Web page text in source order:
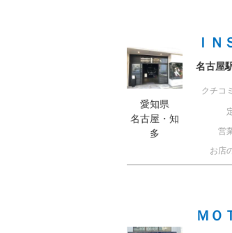
愛知県
名古屋・知
多
ＩＮ
名古屋
クチコ
営
お店
ＭＯ